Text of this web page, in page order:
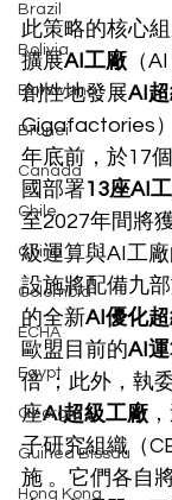
Brazil
Bolivia
Botswana
Brunei
Canada
Chile
China
Colombia
ECHA
Egypt
Georgia
Guinea Bissau
Hong Kong
此策略的核心
擴展AI工廠 （
創性地發展AI
Gigafactories
年底前，於17
國部署13座AI
至2027年間將
級運算與AI工
設施將配備九
的全新AI優化
歐盟目前的AI
倍 ；此外，執
座AI超級工廠
子研究組織（
施 。它們各自